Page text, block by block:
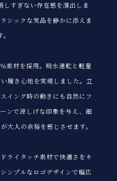
しすぎない存在感を演出しま
シックな気品を静かに添えま
。
素材を採用。吸水速乾と軽量
履き心地を実現しました。立
イング時の動きにも自然にフ
ンで涼しげな印象を与え、細
大人の余裕を感じさせます。
ライタッチ素材で快適さをキ
ンプルなロゴデザインで幅広